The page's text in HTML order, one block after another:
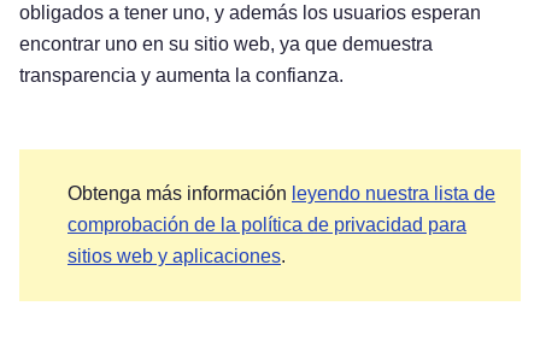
obligados a tener uno, y además los usuarios esperan
encontrar uno en su sitio web, ya que demuestra
transparencia y aumenta la confianza.
Obtenga más información leyendo nuestra lista de
comprobación de la política de privacidad para
sitios web y aplicaciones.